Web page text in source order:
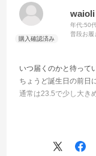
waioli
年代:50
普段お履
いつ届くのかと待って
ちょうど誕生日の前日
通常は23.5で少し大き
皮が柔らかくて履き心